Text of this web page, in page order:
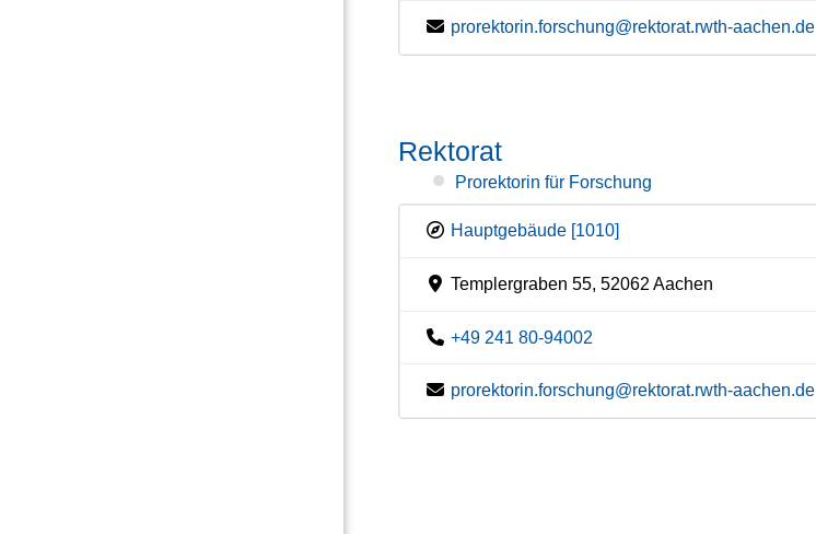
prorektorin.forschung@rektorat.rwth-aachen.de
Rektorat
Prorektorin für Forschung
Hauptgebäude [1010]
Templergraben 55, 52062 Aachen
+49 241 80-94002
prorektorin.forschung@rektorat.rwth-aachen.de